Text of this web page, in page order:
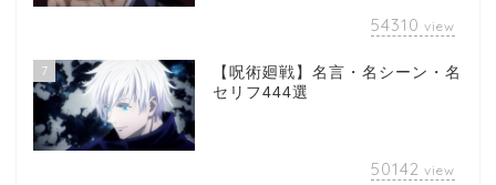
54310 view
7
【呪術廻戦】名言・名シーン・名
セリフ444選
50142 view